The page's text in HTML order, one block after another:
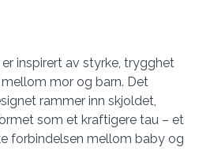
inspirert av styrke, trygghet
mor og barn. Det
rammer inn skjoldet,
som et kraftigere tau – et
forbindelsen mellom baby og